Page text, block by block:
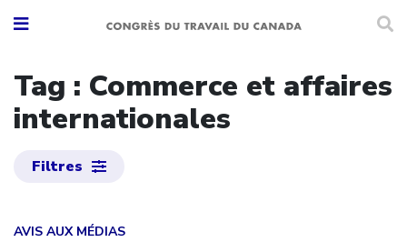
Tag : Commerce et affaires
internationales
Filtres
AVIS AUX MÉDIAS
Click to open the link